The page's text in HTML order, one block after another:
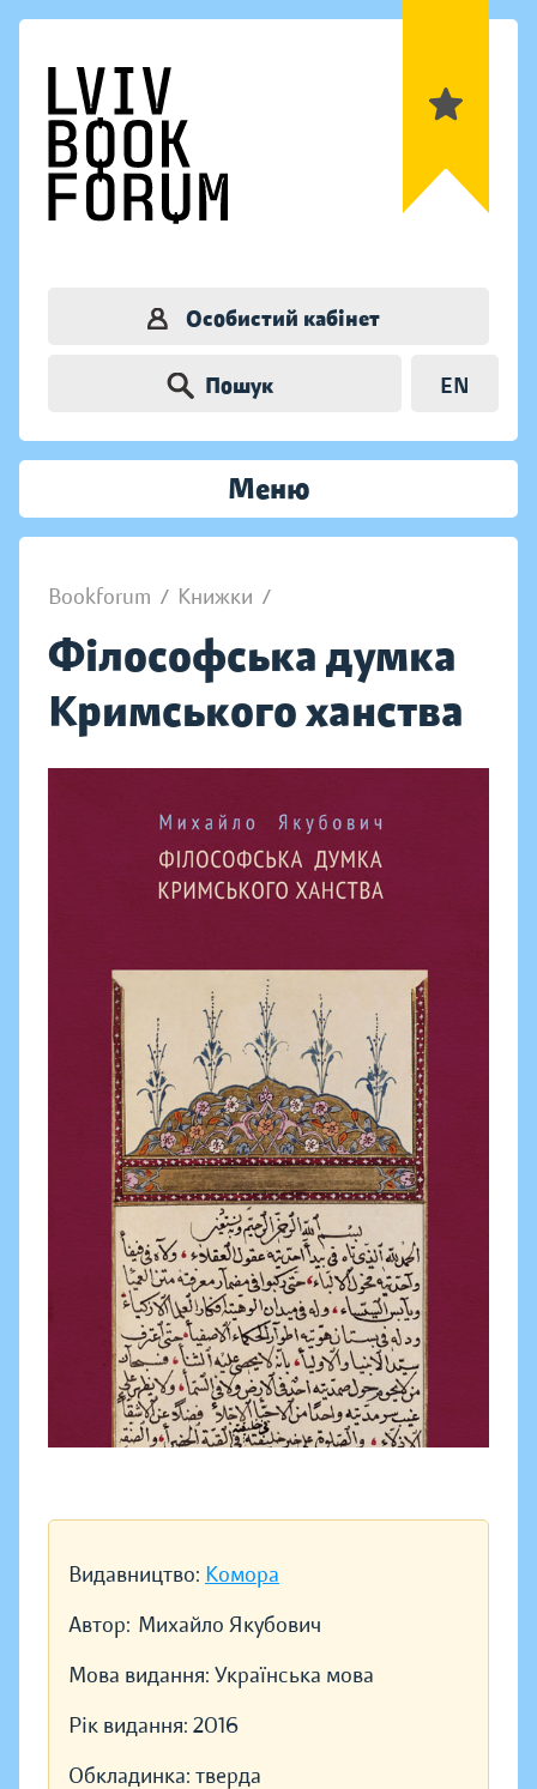
Особистий кабінет
Пошук EN
Меню
Bookforum / Книжки /
Філософська думка
Кримського ханства
Видавництво: Комора
Автор: Михайло Якубович
Мова видання: Українська мова
Рік видання: 2016
Обкладинка: тверда